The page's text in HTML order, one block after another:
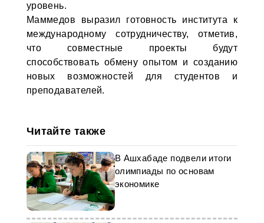
уровень.
Маммедов выразил готовность института к
международному сотрудничеству, отметив,
что совместные проекты будут
способствовать обмену опытом и созданию
новых возможностей для студентов и
преподавателей.
Читайте также
В Ашхабаде подвели итоги
олимпиады по основам
экономике